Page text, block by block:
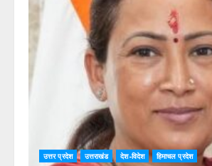
उत्तर प्रदेश उत्तराखंड देश-विदेश हिमाचल प्रदेश